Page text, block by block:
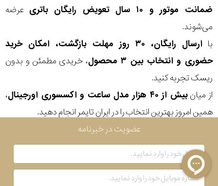
ضمانت موتور و ۱۰ سال تعویض رایگان باتری
عرضه
می‌شوند.
با
ارسال رایگان، ۳۰ روز مهلت بازگشت، امکان خرید
حضوری و انتخاب بین ۳ محصول
، خریدی مطمئن و بدون
ریسک تجربه کنید.
از میانبیش از ۴۰ هزار مدل ساعت و اکسسوری اورجینال
،
همین امروز بهترین انتخاب را در ایران تایمر انجام دهید.
عضویت در خبرنامه